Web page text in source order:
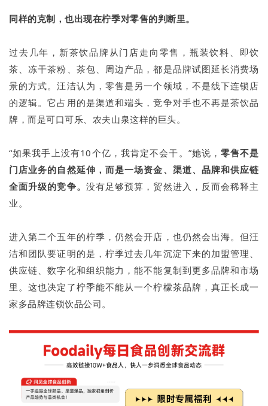
同样的克制，也出现在柠季对零售的判断里。
过去几年，新茶饮品牌从门店走向零售，瓶装饮料、即饮
茶、冻干茶粉、茶包、周边产品，都是品牌试图延长消费场
景的方式。汪洁认为，零售是另一个领域，不是线下连锁店
的逻辑。它占用的是渠道和端头，竞争对手也不再是茶饮品
牌，而是可口可乐、农夫山泉这样的巨头。
“如果我手上没有10个亿，我肯定不会干。”她说，零售不是
门店业务的自然延伸，而是一场资金、渠道、品牌和供应链
全面升级的竞争。 没有足够预算，贸然进入，反而会稀释主
业。
进入第二个五年的柠季，仍然会开店，也仍然会出海。但汪
洁和团队要证明的是，柠季过去几年沉淀下来的加盟管理、
供应链、数字化和组织能力，能不能复制到更多品牌和市场
里。这也决定了柠季能不能从一个柠檬茶品牌，真正长成一
家多品牌连锁饮品公司。